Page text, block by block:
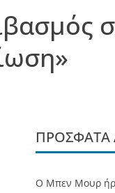
ΠΡΌΣΦΑΤΑ
O Mπεν Μουρ